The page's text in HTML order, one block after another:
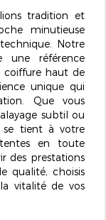
tradition et
minutieuse
Notre
une référence
coiffure haut de
unique qui
Que vous
subtil ou
se tient à votre
en toute
des prestations
qualité, choisis
vitalité de vos